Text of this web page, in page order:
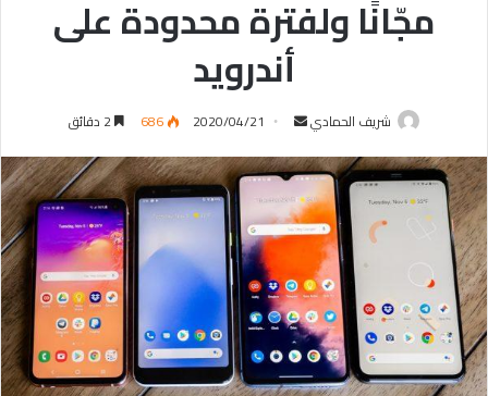
مجّانًا ولفترة محدودة على
أندرويد
شريف الحمادي
س
ل
ب
ي
د
ا
إ
ل
2020/04/21
686